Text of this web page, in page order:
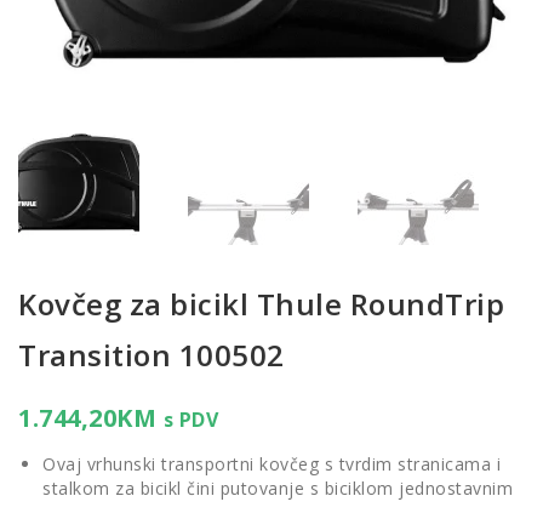
Kovčeg za bicikl Thule RoundTrip
Transition 100502
1.744,20KM s PDV
Ovaj vrhunski transportni kovčeg s tvrdim stranicama i
stalkom za bicikl čini putovanje s biciklom jednostavnim